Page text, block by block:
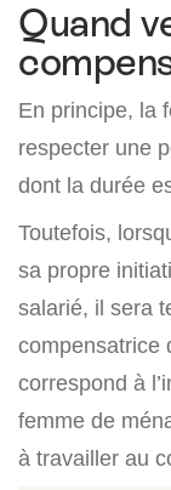
Quand
En principe, la
respecter une
dont la durée
Toutefois,
sa propre
salarié, il sera
compensatrice
correspond à
femme de
à travailler au